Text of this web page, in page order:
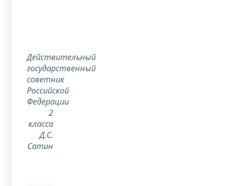
Действительный
государственный
советник
Российской
Федерации
2
класса
Д.С.
Сатин